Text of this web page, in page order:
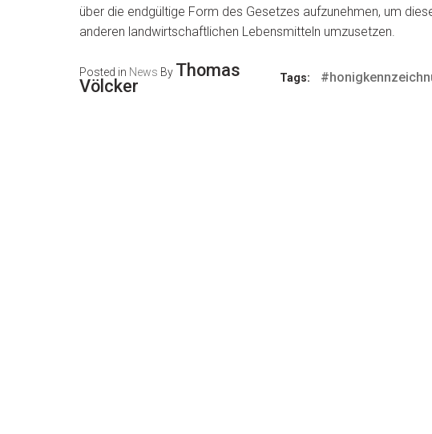
über die endgültige Form des Gesetzes aufzunehmen, um
anderen landwirtschaftlichen Lebensmitteln umzusetzen.
Tags:
Posted in News By Thomas
Völcker